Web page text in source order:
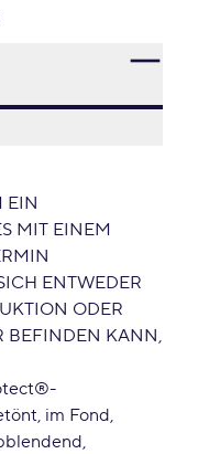
EIN
MIT EINEM
ENTWEDER
ODER
BEFINDEN KANN
im Fond,